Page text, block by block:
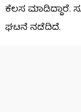
ಕೆಲಸ ಮಾಡಿದ್ದಾರೆ.
ಘಟನೆ ನಡೆದಿದೆ.